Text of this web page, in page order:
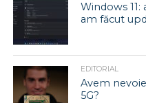
Windows 11:
am făcut
EDITORIAL
Avem
5G?